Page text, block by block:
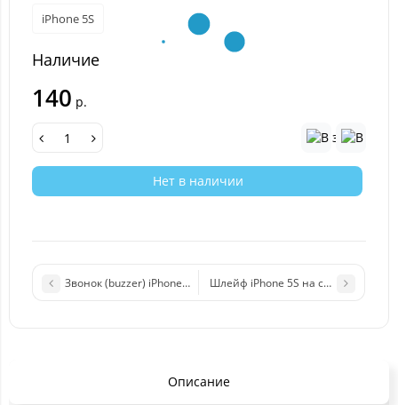
iPhone 5S
Наличие
140 р.
Нет в наличии
Звонок (buzzer) iPhone 5S Шлейф iPhone 5S на системный
Описание